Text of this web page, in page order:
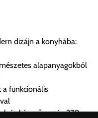
szállítást is kér,
fel a program. Kérjük, a
megfelelő szállítási
vagy a program
költséget, úgy válassza
a vásárolt
szállítás költségét.
dizájn a konyhába:
alapanyagokból
funkcionális
és kézművesség 270